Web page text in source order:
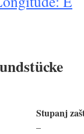
Stupanj
–